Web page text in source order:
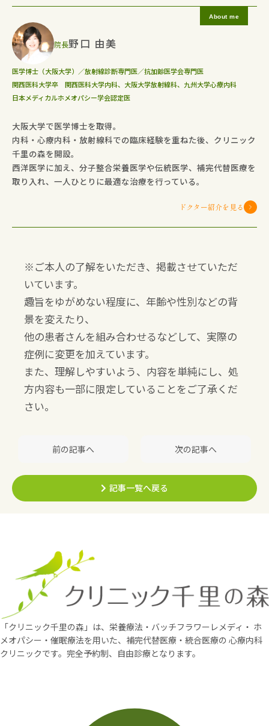
院長野口 由美
医学博士（大阪大学）／放射線診断専門医／抗加齢医学会専門医
関西医科大学卒 関西医科大学内科、大阪大学放射線科、九州大学心療内科
日本メディカルホメオパシー学会認定医
大阪大学で医学博士を取得。
内科・心療内科・放射線科での臨床経験を重ねた後、クリニック
千里の森を開設。
西洋医学に加え、分子整合栄養医学や伝統医学、補完代替医療を
取り入れ、一人ひとりに最適な治療を行っている。
ドクター紹介を見る
※ご本人の了解をいただき、掲載させていただ
いています。
趣旨をゆがめない程度に、年齢や性別などの背
景を変えたり、
他の患者さんを組み合わせるなどして、実際の
症例に変更を加えています。
また、理解しやすいよう、内容を単純にし、処
方内容も一部に限定していることをご了承くだ
さい。
前の記事へ 次の記事へ
記事一覧へ戻る
「クリニック千里の森」は、栄養療法・バッチフラワーレメディ・ ホ
メオパシー・催眠療法を用いた、補完代替医療・統合医療の 心療内科
クリニックです。完全予約制、自由診療となります。